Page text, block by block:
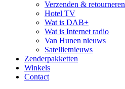
Verzenden & retourneren
Hotel TV
Wat is DAB+
Wat is Internet radio
Van Hunen nieuws
Satellietnieuws
Zenderpakketten
Winkels
Contact